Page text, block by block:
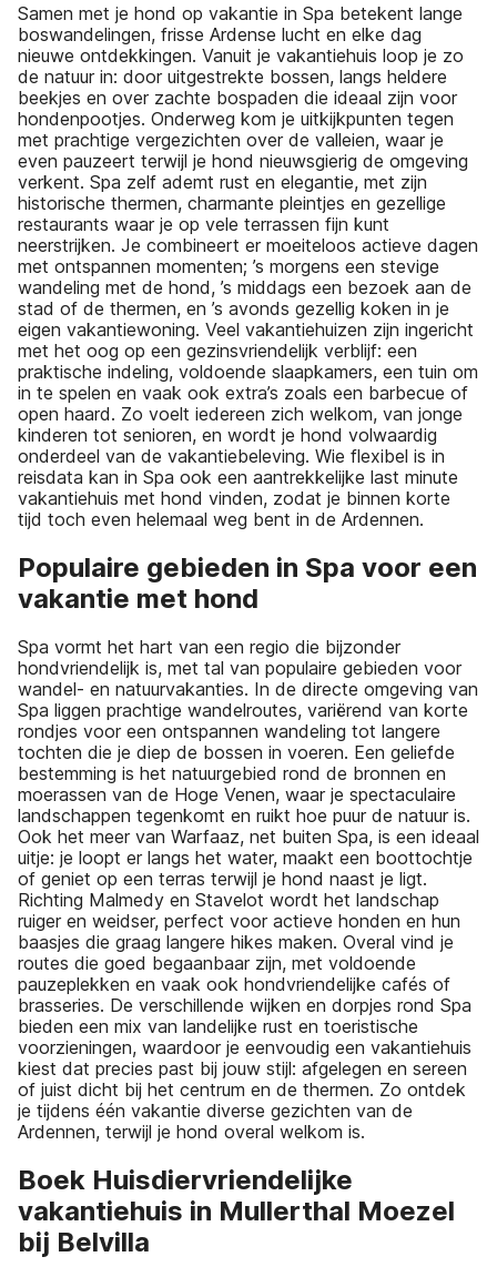
Samen met je hond op vakantie in Spa betekent lange
boswandelingen, frisse Ardense lucht en elke dag
nieuwe ontdekkingen. Vanuit je vakantiehuis loop je zo
de natuur in: door uitgestrekte bossen, langs heldere
beekjes en over zachte bospaden die ideaal zijn voor
hondenpootjes. Onderweg kom je uitkijkpunten tegen
met prachtige vergezichten over de valleien, waar je
even pauzeert terwijl je hond nieuwsgierig de omgeving
verkent. Spa zelf ademt rust en elegantie, met zijn
historische thermen, charmante pleintjes en gezellige
restaurants waar je op vele terrassen fijn kunt
neerstrijken. Je combineert er moeiteloos actieve dagen
met ontspannen momenten; ’s morgens een stevige
wandeling met de hond, ’s middags een bezoek aan de
stad of de thermen, en ’s avonds gezellig koken in je
eigen vakantiewoning. Veel vakantiehuizen zijn ingericht
met het oog op een gezinsvriendelijk verblijf: een
praktische indeling, voldoende slaapkamers, een tuin om
in te spelen en vaak ook extra’s zoals een barbecue of
open haard. Zo voelt iedereen zich welkom, van jonge
kinderen tot senioren, en wordt je hond volwaardig
onderdeel van de vakantiebeleving. Wie flexibel is in
reisdata kan in Spa ook een aantrekkelijke last minute
vakantiehuis met hond vinden, zodat je binnen korte
tijd toch even helemaal weg bent in de Ardennen.
Populaire gebieden in Spa voor een
vakantie met hond
Spa vormt het hart van een regio die bijzonder
hondvriendelijk is, met tal van populaire gebieden voor
wandel- en natuurvakanties. In de directe omgeving van
Spa liggen prachtige wandelroutes, variërend van korte
rondjes voor een ontspannen wandeling tot langere
tochten die je diep de bossen in voeren. Een geliefde
bestemming is het natuurgebied rond de bronnen en
moerassen van de Hoge Venen, waar je spectaculaire
landschappen tegenkomt en ruikt hoe puur de natuur is.
Ook het meer van Warfaaz, net buiten Spa, is een ideaal
uitje: je loopt er langs het water, maakt een boottochtje
of geniet op een terras terwijl je hond naast je ligt.
Richting Malmedy en Stavelot wordt het landschap
ruiger en weidser, perfect voor actieve honden en hun
baasjes die graag langere hikes maken. Overal vind je
routes die goed begaanbaar zijn, met voldoende
pauzeplekken en vaak ook hondvriendelijke cafés of
brasseries. De verschillende wijken en dorpjes rond Spa
bieden een mix van landelijke rust en toeristische
voorzieningen, waardoor je eenvoudig een vakantiehuis
kiest dat precies past bij jouw stijl: afgelegen en sereen
of juist dicht bij het centrum en de thermen. Zo ontdek
je tijdens één vakantie diverse gezichten van de
Ardennen, terwijl je hond overal welkom is.
Boek Huisdiervriendelijke
vakantiehuis in Mullerthal Moezel
bij Belvilla